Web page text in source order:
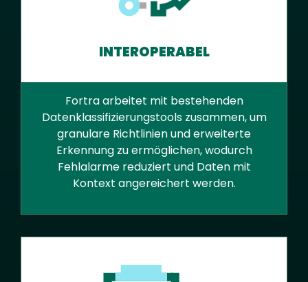
INTEROPERABEL
Fortra arbeitet mit bestehenden
Datenklassifizierungstools zusammen, um
granulare Richtlinien und erweiterte
Erkennung zu ermöglichen, wodurch
Fehlalarme reduziert und Daten mit
Kontext angereichert werden.